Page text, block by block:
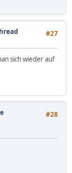
#27
sich wieder auf
#28